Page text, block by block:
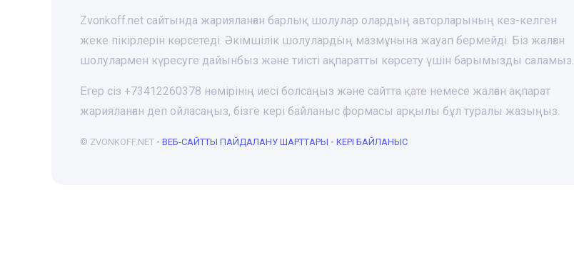
Zvonkoff.net сайтында жарияланған барлық шолулар олардың авторларының кез-келген
жеке пікірлерін көрсетеді. Әкімшілік шолулардың мазмұнына жауап бермейді. Біз жалған
шолулармен күресуге дайынбыз және тиісті ақпаратты көрсету үшін барымызды саламыз.
Егер сіз +73412260378 нөмірінің иесі болсаңыз және сайтта қате немесе жалған ақпарат
жарияланған деп ойласаңыз, бізге кері байланыс формасы арқылы бұл туралы жазыңыз.
© ZVONKOFF.NET • ВЕБ-CАЙТТЫ ПАЙДАЛАНУ ШАРТТАРЫ • КЕРІ БАЙЛАНЫС